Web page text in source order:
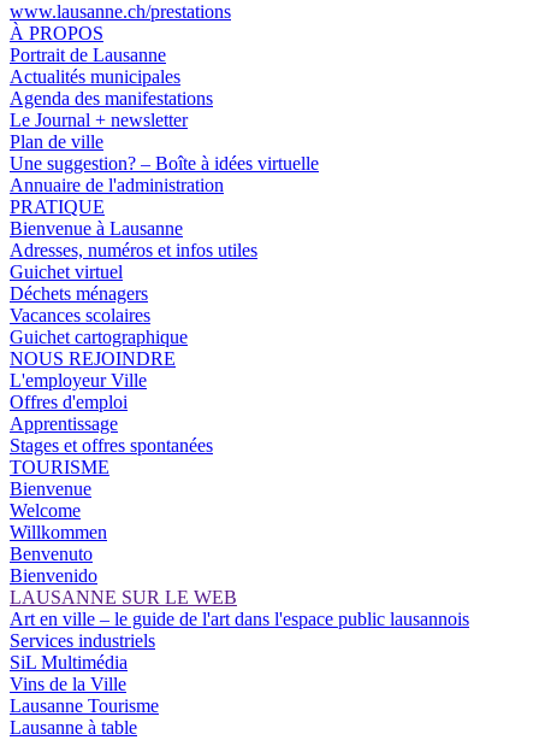
www.lausanne.ch/prestations
À PROPOS
Portrait de Lausanne
Actualités municipales
Agenda des manifestations
Le Journal + newsletter
Plan de ville
Une suggestion? – Boîte à idées virtuelle
Annuaire de l'administration
PRATIQUE
Bienvenue à Lausanne
Adresses, numéros et infos utiles
Guichet virtuel
Déchets ménagers
Vacances scolaires
Guichet cartographique
NOUS REJOINDRE
L'employeur Ville
Offres d'emploi
Apprentissage
Stages et offres spontanées
TOURISME
Bienvenue
Welcome
Willkommen
Benvenuto
Bienvenido
LAUSANNE SUR LE WEB
Art en ville – le guide de l'art dans l'espace public lausannois
Services industriels
SiL Multimédia
Vins de la Ville
Lausanne Tourisme
Lausanne à table